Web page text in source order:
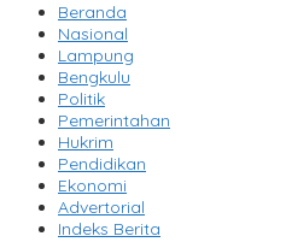
Beranda
Nasional
Lampung
Bengkulu
Politik
Pemerintahan
Hukrim
Pendidikan
Ekonomi
Advertorial
Indeks Berita